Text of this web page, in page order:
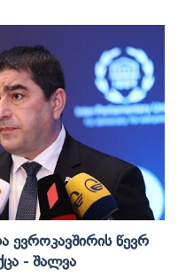
Ევროკავშირის Წევრ
- Შალვა